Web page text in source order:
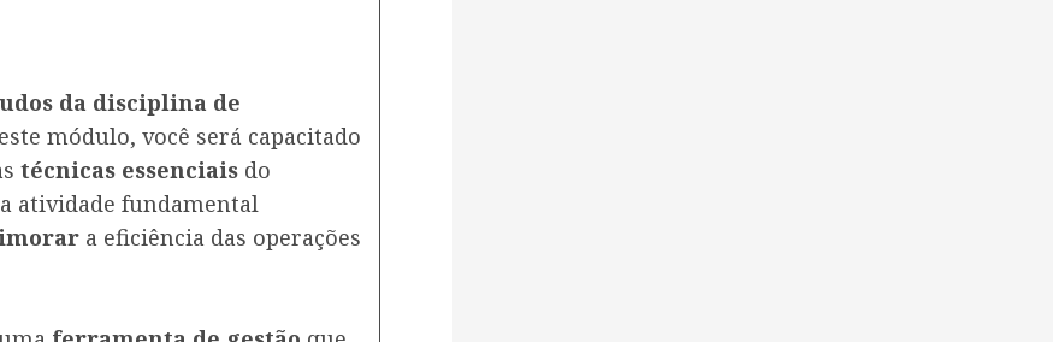
da disciplina de
módulo, você será capacitado
técnicas essenciais do
atividade fundamental
a eficiência das operações